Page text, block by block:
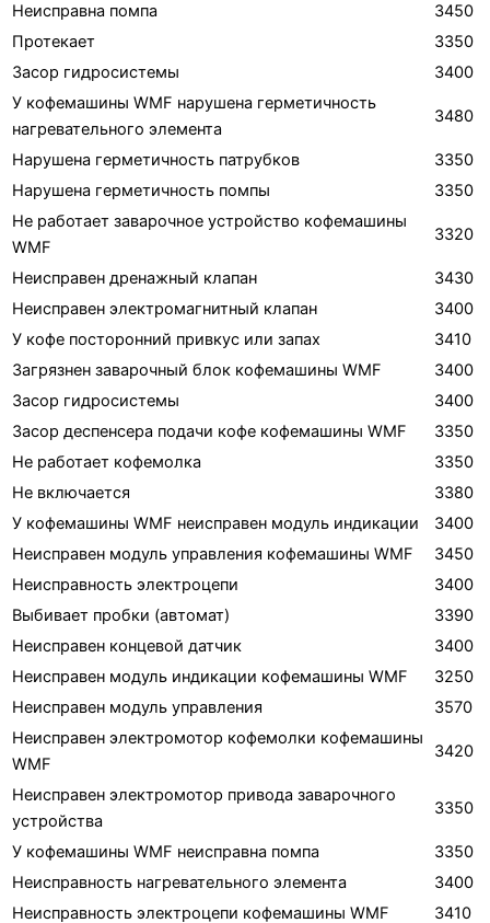
Неисправна помпа
3450
Протекает
3350
Засор гидросистемы
3400
У кофемашины WMF нарушена герметичность
нагревательного элемента
3480
Нарушена герметичность патрубков
3350
Нарушена герметичность помпы
3350
Не работает заварочное устройство кофемашины
WMF
3320
Неисправен дренажный клапан
3430
Неисправен электромагнитный клапан
3400
У кофе посторонний привкус или запах
3410
Загрязнен заварочный блок кофемашины WMF
3400
Засор гидросистемы
3400
Засор деспенсера подачи кофе кофемашины WMF
3350
Не работает кофемолка
3350
Не включается
3380
У кофемашины WMF неисправен модуль индикации
3400
Неисправен модуль управления кофемашины WMF
3450
Неисправность электроцепи
3400
Выбивает пробки (автомат)
3390
Неисправен концевой датчик
3400
Неисправен модуль индикации кофемашины WMF
3250
Неисправен модуль управления
3570
Неисправен электромотор кофемолки кофемашины
WMF
3420
Неисправен электромотор привода заварочного
устройства
3350
У кофемашины WMF неисправна помпа
3350
Неисправность нагревательного элемента
3400
Неисправность электроцепи кофемашины WMF
3410